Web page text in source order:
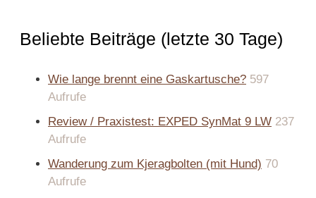
Beliebte Beiträge (letzte 30 Tage)
Wie lange brennt eine Gaskartusche? 597
Aufrufe
Review / Praxistest: EXPED SynMat 9 LW 237
Aufrufe
Wanderung zum Kjeragbolten (mit Hund) 70
Aufrufe